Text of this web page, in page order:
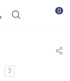
0
3